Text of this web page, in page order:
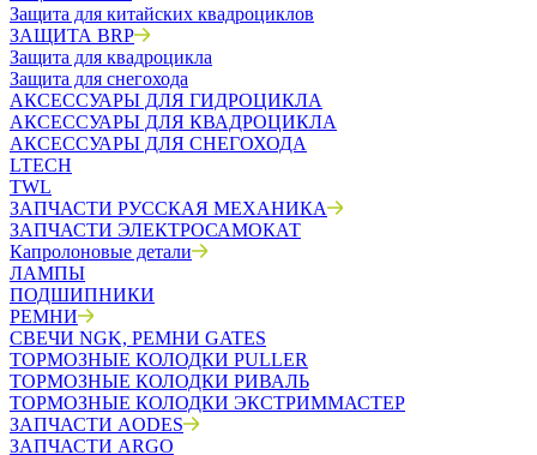
Защита для китайских квадроциклов
ЗАЩИТА BRP
Защита для квадроцикла
Защита для снегохода
АКСЕССУАРЫ ДЛЯ ГИДРОЦИКЛА
АКСЕССУАРЫ ДЛЯ КВАДРОЦИКЛА
АКСЕССУАРЫ ДЛЯ СНЕГОХОДА
LTECH
TWL
ЗАПЧАСТИ РУССКАЯ МЕХАНИКА
ЗАПЧАСТИ ЭЛЕКТРОСАМОКАТ
Капролоновые детали
ЛАМПЫ
ПОДШИПНИКИ
РЕМНИ
СВЕЧИ NGK, РЕМНИ GATES
ТОРМОЗНЫЕ КОЛОДКИ PULLER
ТОРМОЗНЫЕ КОЛОДКИ РИВАЛЬ
ТОРМОЗНЫЕ КОЛОДКИ ЭКСТРИММАСТЕР
ЗАПЧАСТИ AODES
ЗАПЧАСТИ ARGO